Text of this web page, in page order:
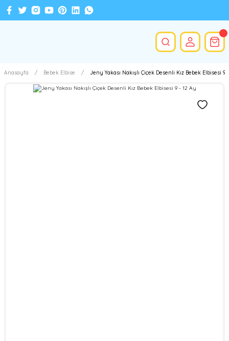
Anasayfa Bebek Elbise Jeny Yakası Nakışlı Çiçek Desenli Kız Bebek Elbisesi 9